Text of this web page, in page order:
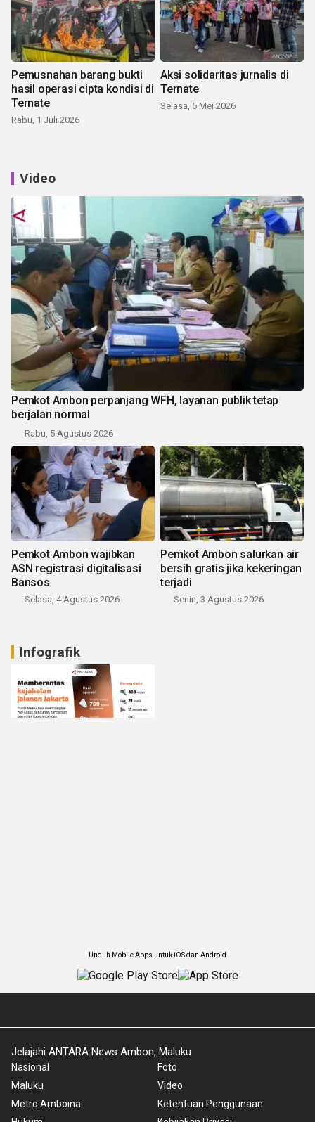
Pemusnahan barang bukti
hasil operasi cipta kondisi di
Ternate
Rabu, 1 Juli 2026
Aksi solidaritas jurnalis di
Ternate
Selasa, 5 Mei 2026
Video
Pemkot Ambon perpanjang WFH, layanan publik tetap
berjalan normal
Rabu, 5 Agustus 2026
Pemkot Ambon wajibkan
ASN registrasi digitalisasi
Bansos
Selasa, 4 Agustus 2026
Pemkot Ambon salurkan air
bersih gratis jika kekeringan
terjadi
Senin, 3 Agustus 2026
Infografik
Unduh Mobile Apps untuk iOS dan Android
Jelajahi ANTARA News Ambon, Maluku
Nasional
Maluku
Metro Amboina
Foto
Video
Ketentuan Penggunaan